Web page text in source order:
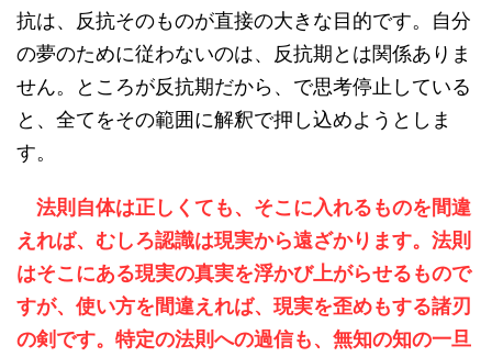
抗は、反抗そのものが直接の大きな目的です。自分
の夢のために従わないのは、反抗期とは関係ありま
せん。ところが反抗期だから、で思考停止している
と、全てをその範囲に解釈で押し込めようとしま
す。
法則自体は正しくても、そこに入れるものを間違
えれば、むしろ認識は現実から遠ざかります。法則
はそこにある現実の真実を浮かび上がらせるもので
すが、使い方を間違えれば、現実を歪めもする諸刃
の剣です。特定の法則への過信も、無知の知の一旦